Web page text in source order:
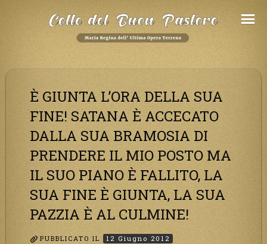
È GIUNTA L’ORA DELLA SUA
FINE! SATANA È ACCECATO
DALLA SUA BRAMOSIA DI
PRENDERE IL MIO POSTO MA
IL SUO PIANO È FALLITO, LA
SUA FINE È GIUNTA, LA SUA
PAZZIA È AL CULMINE!
PUBBLICATO IL 12 Giugno 2012